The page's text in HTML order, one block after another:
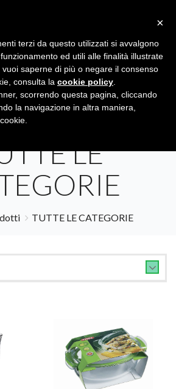
Cerca
LE
TUTTE LE CATEGORIE
×
terzi da questo utilizzati si avvalgono
ed utili alle finalità illustrate
vuoi saperne di più o negare il consenso
consulta la cookie policy
scorrendo questa pagina, cliccando
la navigazione in altra maniera,